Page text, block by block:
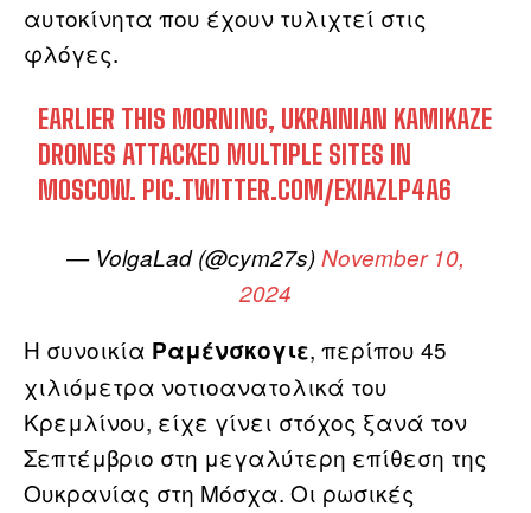
αυτοκίνητα που έχουν τυλιχτεί στις
φλόγες.
EARLIER THIS MORNING, UKRAINIAN KAMIKAZE
DRONES ATTACKED MULTIPLE SITES IN
MOSCOW. PIC.TWITTER.COM/EXIAZLP4A6
— VolgaLad (@cym27s)November 10,
2024
Η συνοικία Ραμένσκογιε, περίπου 45
χιλιόμετρα νοτιοανατολικά του
Κρεμλίνου, είχε γίνει στόχος ξανά τον
Σεπτέμβριο στη μεγαλύτερη επίθεση της
Ουκρανίας στη Μόσχα. Οι ρωσικές